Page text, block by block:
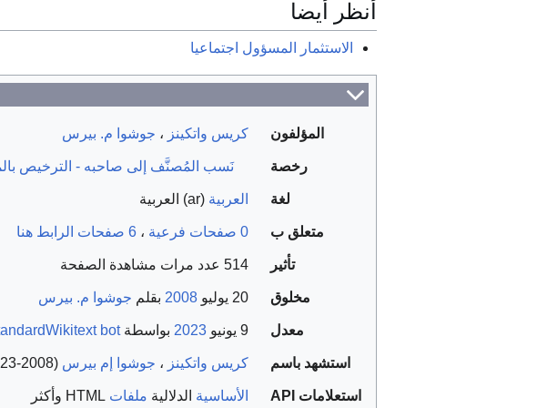
أنظر أيضا
الاستثمار المسؤول اجتماعيا
المؤلفون كريس واتكينز ، جوشوا م. بيرس
رخصة نَسب المُصنَّف إلى صاحبه - الترخيص
لغة العربية (ar) العربية
متعلق ب 0 صفحات فرعية ، 6 صفحات الرابط هنا
تأثير 514 عدد مرات مشاهدة الصفحة
مخلوق 20 يوليو 2008 بقلم جوشوا م. بيرس
معدل 9 يونيو 2023 بواسطةbot
استشهد باسم كريس واتكينز ، جوشوا إم بيرس (2008-2023).
استعلامات API الأساسية الدلالية ملفات وأكثر